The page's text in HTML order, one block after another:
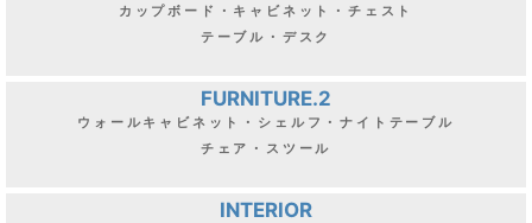
カップボード・キャビネット・チェスト
テーブル・デスク
FURNITURE.2
ウォールキャビネット・シェルフ・ナイトテーブル
チェア・スツール
INTERIOR